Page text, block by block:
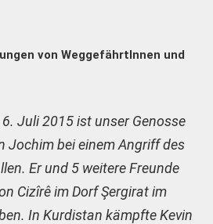
von WeggefährtInnen und
Juli 2015 ist unser Genosse
Jochim bei einem Angriff des
Er und 5 weitere Freunde
Cizîrê im Dorf Şergirat im
In Kurdistan kämpfte Kevin